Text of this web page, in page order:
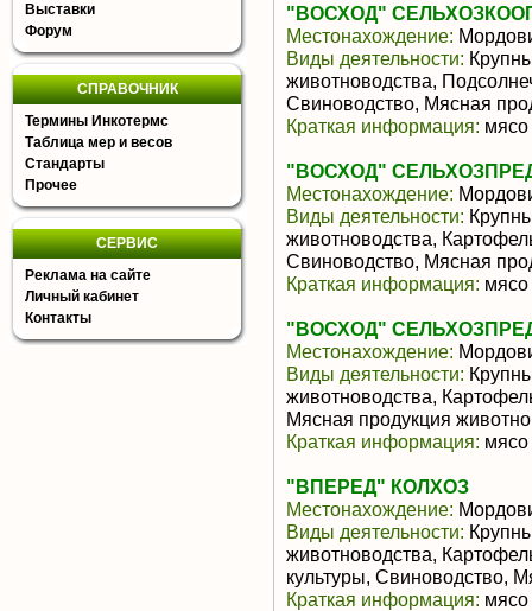
Выставки
Форум
СПРАВОЧНИК
Термины Инкотермс
Таблица мер и весов
Стандарты
Прочее
СЕРВИС
Реклама на сайте
Личный кабинет
Контакты
"ВОСХОД"
Местонахождение:
Виды деятельности:
животноводства,
Свиноводство, Мясная
Краткая информация: мясо
"ВОСХОД"
Местонахождение:
Виды деятельности:
животноводства,
Свиноводство, Мясная
Краткая информация: мясо
"ВОСХОД"
Местонахождение:
Виды деятельности:
животноводства,
Мясная продукция
Краткая информация: мясо
"ВПЕРЕД" КОЛХОЗ
Местонахождение:
Виды деятельности:
животноводства,
культуры, Свиноводство,
Краткая информация: мясо